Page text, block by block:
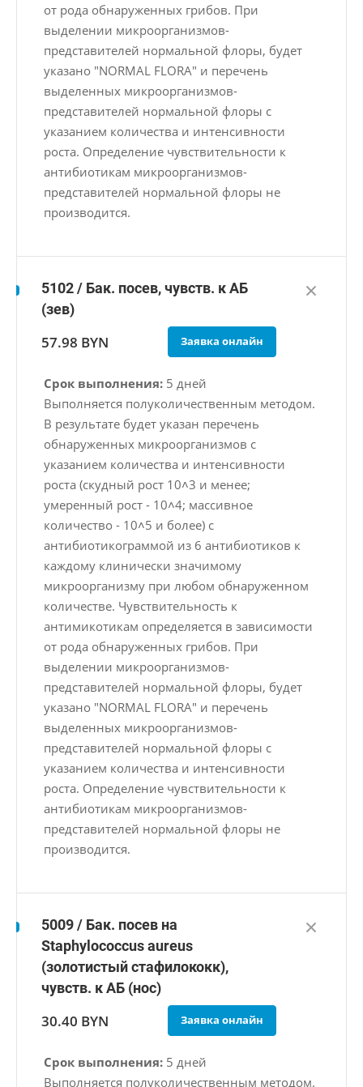
от рода обнаруженных грибов. При
выделении микроорганизмов-
представителей нормальной флоры, будет
указано "NORMAL FLORA" и перечень
выделенных микроорганизмов-
представителей нормальной флоры с
указанием количества и интенсивности
роста. Определение чувствительности к
антибиотикам микроорганизмов-
представителей нормальной флоры не
производится.
5102 / Бак. посев, чувств. к АБ
(зев)
57.98 BYN Заявка онлайн
Срок выполнения: 5 дней
Выполняется полуколичественным методом.
В результате будет указан перечень
обнаруженных микроорганизмов с
указанием количества и интенсивности
роста (скудный рост 10˄3 и менее;
умеренный рост - 10˄4; массивное
количество - 10˄5 и более) с
антибиотикограммой из 6 антибиотиков к
каждому клинически значимому
микроорганизму при любом обнаруженном
количестве. Чувствительность к
антимикотикам определяется в зависимости
от рода обнаруженных грибов. При
выделении микроорганизмов-
представителей нормальной флоры, будет
указано "NORMAL FLORA" и перечень
выделенных микроорганизмов-
представителей нормальной флоры с
указанием количества и интенсивности
роста. Определение чувствительности к
антибиотикам микроорганизмов-
представителей нормальной флоры не
производится.
5009 / Бак. посев на
Staphylococcus aureus
(золотистый стафилококк),
чувств. к АБ (нос)
30.40 BYN Заявка онлайн
Срок выполнения: 5 дней
Выполняется полуколичественным методом.